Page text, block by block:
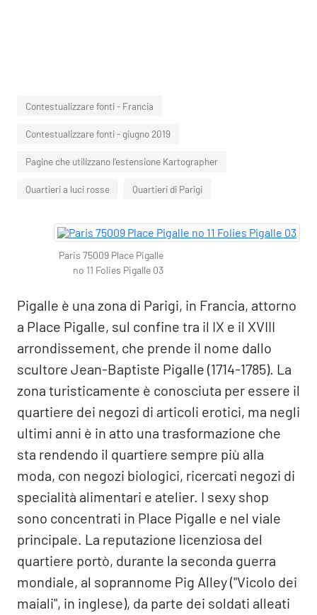
Contestualizzare fonti - Francia
Contestualizzare fonti - giugno 2019
Pagine che utilizzano l'estensione Kartographer
Quartieri a luci rosse Quartieri di Parigi
Paris 75009 Place Pigalle
no 11 Folies Pigalle 03
Pigalle è una zona di Parigi, in Francia, attorno
a Place Pigalle, sul confine tra il IX e il XVIII
arrondissement, che prende il nome dallo
scultore Jean-Baptiste Pigalle (1714-1785). La
zona turisticamente è conosciuta per essere il
quartiere dei negozi di articoli erotici, ma negli
ultimi anni è in atto una trasformazione che
sta rendendo il quartiere sempre più alla
moda, con negozi biologici, ricercati negozi di
specialità alimentari e atelier. I sexy shop
sono concentrati in Place Pigalle e nel viale
principale. La reputazione licenziosa del
quartiere portò, durante la seconda guerra
mondiale, al soprannome Pig Alley ("Vicolo dei
maiali", in inglese), da parte dei soldati alleati